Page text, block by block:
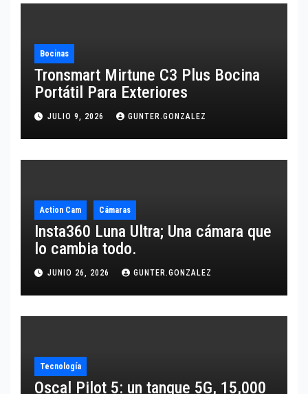
Bocinas
Tronsmart Mirtune C3 Plus Bocina
Portátil Para Exteriores
JULIO 9, 2026 GUNTER.GONZALEZ
Action Cam Cámaras
Insta360 Luna Ultra; Una cámara que
lo cambia todo.
JUNIO 26, 2026 GUNTER.GONZALEZ
Tecnología
Oscal Pilot 5: un tanque 5G, 15,000